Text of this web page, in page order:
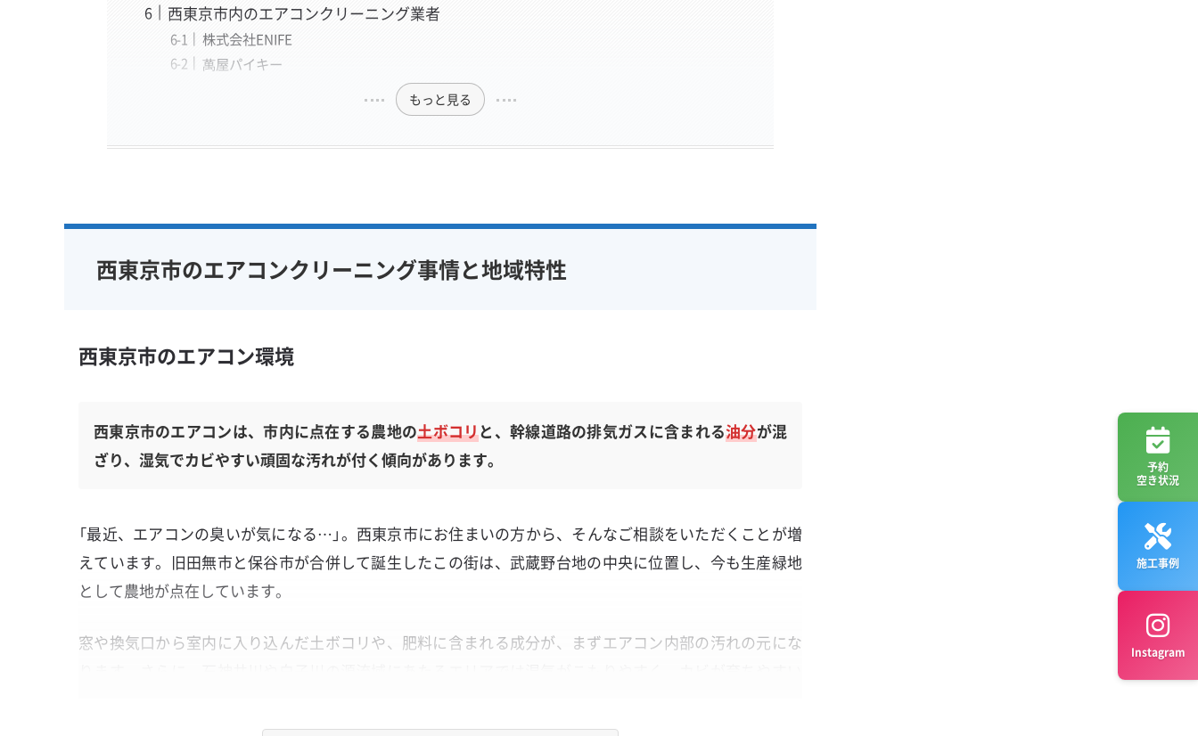
西東京市内のエアコンクリーニング業者
株式会社ENIFE
萬屋パイキー
もっと見る
西東京市のエアコンクリーニング事情と地域特性
西東京市のエアコン環境
西東京市のエアコンは、市内に点在する農地の土ボコリと、幹線道路の排気ガスに含まれる油分が混
ざり、湿気でカビやすい頑固な汚れが付く傾向があります。
「最近、エアコンの臭いが気になる…」。西東京市にお住まいの方から、そんなご相談をいただくことが増
えています。旧田無市と保谷市が合併して誕生したこの街は、武蔵野台地の中央に位置し、今も生産緑地
として農地が点在しています。
窓や換気口から室内に入り込んだ土ボコリや、肥料に含まれる成分が、まずエアコン内部の汚れの元にな
予約
空き状況
施工事例
Instagram